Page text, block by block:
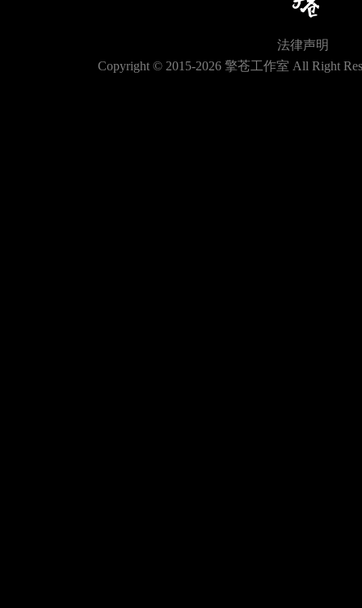
法律声明
Copyright © 2015-2026 擎苍工作室 All Right